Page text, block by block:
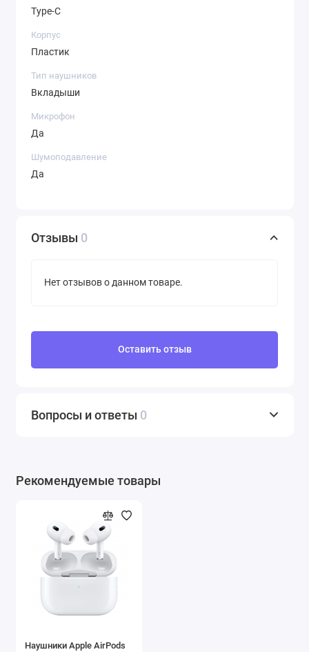
Type-C
Корпус
Пластик
Тип наушников
Вкладыши
Микрофон
Да
Шумоподавление
Да
Отзывы 0
Нет отзывов о данном товаре.
Оставить отзыв
Вопросы и ответы 0
Рекомендуемые товары
Наушники Apple AirPods